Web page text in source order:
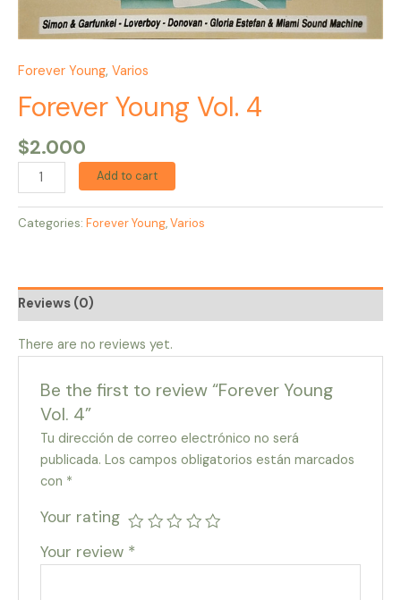
Forever Young, Varios
Forever Young Vol. 4
$2.000
Add to cart
Categories: Forever Young,Varios
Reviews (0)
There are no reviews yet.
Be the first to review “Forever Young
Vol. 4”
Tu dirección de correo electrónico no será
publicada. Los campos obligatorios están marcados
con *
Your rating
Your review *